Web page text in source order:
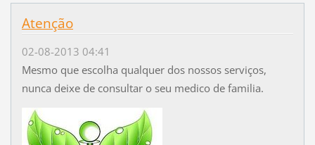
Atenção
02-08-2013 04:41
Mesmo que escolha qualquer dos nossos serviços,
nunca deixe de consultar o seu medico de familia.